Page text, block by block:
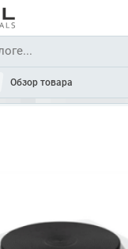
Обзор товара